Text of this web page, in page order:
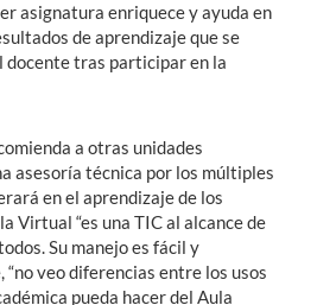
asignatura enriquece y ayuda en
de aprendizaje que se
docente tras participar en la
a otras unidades
asesoría técnica por los múltiples
en el aprendizaje de los
Virtual “es una TIC al alcance de
Su manejo es fácil y
“no veo diferencias entre los usos
pueda hacer del Aula